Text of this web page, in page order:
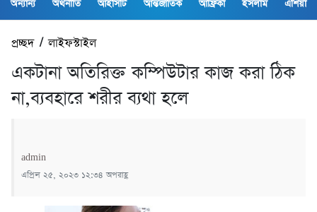
অন্যান্য অর্থনীতি আইসিটি আন্তর্জাতিক আফ্রিকা ইসলাম এশিয়া
প্রচ্ছদ/লাইফস্টাইল
একটানা অতিরিক্ত কম্পিউটার কাজ করা ঠিক
না,ব্যবহারে শরীর ব্যথা হলে
admin
এপ্রিল ২৫, ২০২৩ ১২:৩৪ অপরাহ্ণ